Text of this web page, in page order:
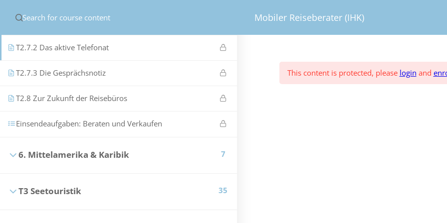
Mobiler Reiseberater (IHK)
T2.7.1 Das passive Telefonat
T2.7.2 Das aktive Telefonat
T2.7.3 Die Gesprächsnotiz
T2.8 Zur Zukunft der Reisebüros
Einsendeaufgaben: Beraten und Verkaufen
6. Mittelamerika & Karibik 7
T3 Seetouristik 35
This content is protected, please login and
© CopyrightASR Berlin Reiseverband